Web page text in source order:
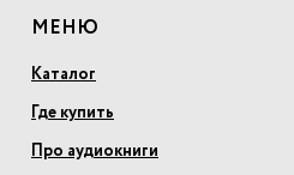
МЕНЮ
Каталог
Где купить
Про аудиокниги